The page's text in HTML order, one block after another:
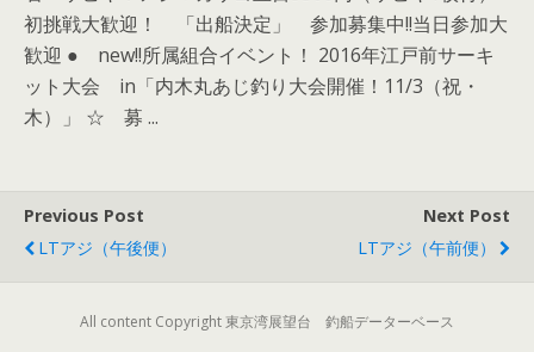
初挑戦大歓迎！ 「出船決定」 参加募集中!!当日参加大
歓迎 ● new!!所属組合イベント！ 2016年江戸前サーキ
ット大会 in「内木丸あじ釣り大会開催！11/3（祝・
木）」 ☆ 募 ...
Previous Post
LTアジ（午後便）
Next Post
LTアジ（午前便）
All content Copyright 東京湾展望台 釣船データーベース